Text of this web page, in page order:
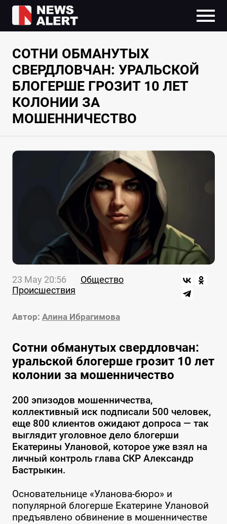
СОТНИ ОБМАНУТЫХ
СВЕРДЛОВЧАН: УРАЛЬСКОЙ
БЛОГЕРШЕ ГРОЗИТ 10 ЛЕТ
КОЛОНИИ ЗА
МОШЕННИЧЕСТВО
23 May 20:56
Общество
Происшествия
Автор: Алина Ибрагимова
Сотни обманутых свердловчан:
уральской блогерше грозит 10 лет
колонии за мошенничество
200 эпизодов мошенничества,
коллективный иск подписали 500 человек,
еще 800 клиентов ожидают допроса — так
выглядит уголовное дело блогерши
Екатерины Улановой, которое уже взял на
личный контроль глава СКР Александр
Бастрыкин.
Основательнице «Уланова-бюро» и
популярной блогерше Екатерине Улановой
предъявлено обвинение в мошенничестве